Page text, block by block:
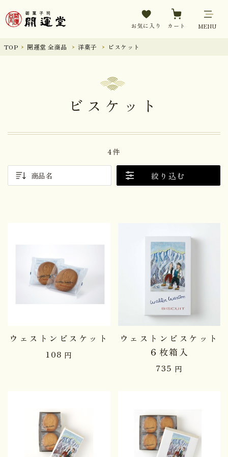
お気に入り カート MENU
TOP 開運堂 全商品 洋菓子 ビスケット
ビスケット
4件
商品名 絞り込む
ウェストンビスケット
108 円
ウェストンビスケット
６枚箱入
735 円